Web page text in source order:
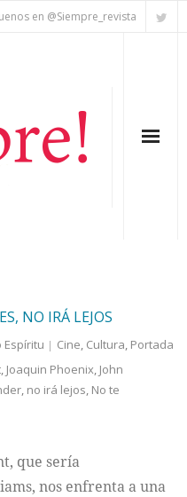
en @Siempre_revista
NO IRÁ LEJOS
Espíritu Cine, Cultura, Portada
, Joaquin Phoenix, John
, no irá lejos, No te
que sería
nos enfrenta a una